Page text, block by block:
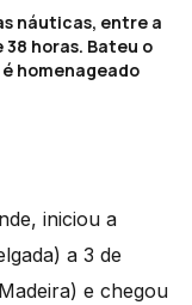
náuticas, entre a
38 horas. Bateu o
homenageado
iniciou a
a 3 de
e chegou